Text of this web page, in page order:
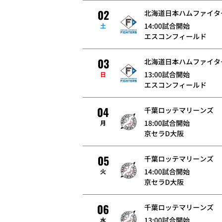
02
土
北海道日本ハムファイ
14:00試合開始
エスコンフィールド
03
日
北海道日本ハムファイ
13:00試合開始
エスコンフィールド
04
月
千葉ロッテマリーンズ
18:00試合開始
京セラD大阪
05
火
千葉ロッテマリーンズ
14:00試合開始
京セラD大阪
06
水
千葉ロッテマリーンズ
13:00試合開始